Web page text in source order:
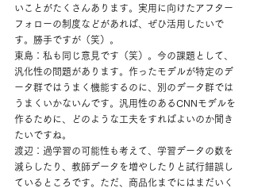
いことがたくさんあります。実用に向けたアフター
フォローの制度などがあれば、ぜひ活用したいで
す。勝手ですが（笑）。
東島：私も同じ意見です（笑）。今の課題として、
汎化性の問題があります。作ったモデルが特定のデ
ータ群ではうまく機能するのに、別のデータ群では
うまくいかないんです。汎用性のあるCNNモデルを
作るために、どのような工夫をすればよいのか聞き
たいですね。
渡辺：過学習の可能性も考えて、学習データの数を
減らしたり、教師データを増やしたりと試行錯誤し
ているところです。ただ、商品化までにはまだいく